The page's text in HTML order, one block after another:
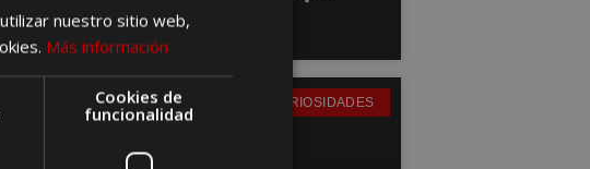
para relajarse
CURIOSIDADES
nuestro sitio web,
Más información
Cookies de
funcionalidad